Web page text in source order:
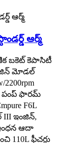
ఆర్మ్
బకెట్ కెపాసిటీ
మోడల్
పంప్ ఫారమ్
F6L
ఇంజిన్,
ఆదా
ఫీచర్లు